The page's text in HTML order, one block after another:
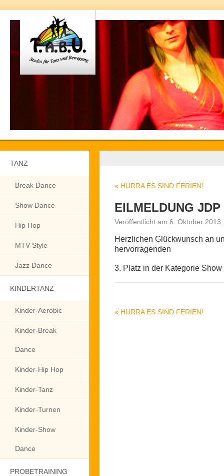
TANZ
Break Dance
Show Dance
Hip Hop
MTV-Style
Jazz Dance
KINDERTANZ
Kinder-Aerobic
Kinder-Break
Dance
Kinder-Hip Hop
Kinder-Tanz
Kinder-Turnen
Kinder-Show
Dance
PROBETRAINING
« HURRA ES SIND FERIEN!
EILMELDUNG JDP
Veröffentlicht am 6. Oktober 2013
Herzlichen Glückwunsch an
hervorragenden
3. Platz in der Kategorie Show
« HURRA ES SIND FERIEN!